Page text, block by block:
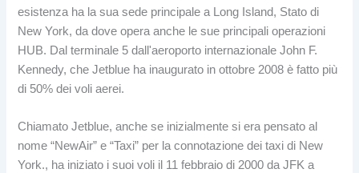
esistenza ha la sua sede principale a Long Island, Stato di
New York, da dove opera anche le sue principali operazioni
HUB. Dal terminale 5 dall'aeroporto internazionale John F.
Kennedy, che Jetblue ha inaugurato in ottobre 2008 è fatto più
di 50% dei voli aerei.
Chiamato Jetblue, anche se inizialmente si era pensato al
nome “NewAir” e “Taxi” per la connotazione dei taxi di New
York., ha iniziato i suoi voli il 11 febbraio di 2000 da JFK a